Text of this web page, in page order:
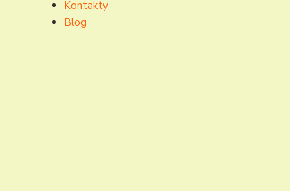
Kontakty
Blog